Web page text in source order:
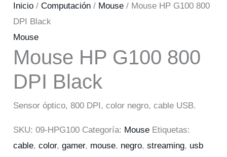
Inicio /Computación / Mouse / Mouse HP G100 800
DPI Black
Mouse
Mouse HP G100 800
DPI Black
Sensor óptico, 800 DPI, color negro, cable USB.
SKU:09-HPG100 Categoría: Mouse Etiquetas:
cable,color,gamer, mouse, negro,streaming, usb